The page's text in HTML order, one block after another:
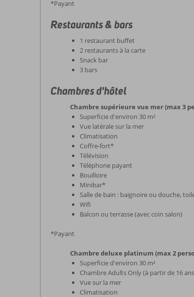
*Payant
Restaurants & bars
1 restaurant buffet
2 restaurants à la carte
Snack bar
3 bars
Chambres d'hôtel
Chambre supérieure vue mer (max 3
Superficie d'environ 30 m²
Vue latérale sur la mer
Climatisation
Coffre-fort*
Télévision
Téléphone payant
Bouilloire
Minibar*
Salle de bain : baignoire ou douche,
Wifi
Balcon ou terrasse (avec coin salon)
*Payant
Chambre deluxe platinum (max 2
Superficie d'environ 30 m²
Chambre Adults Only (à partir de 16
Vue sur la mer
Climatisation